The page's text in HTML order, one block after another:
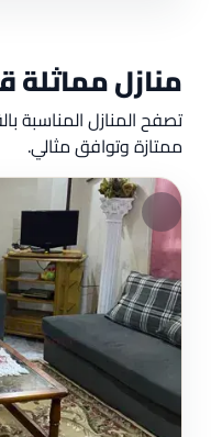
منازل مماثلة
تصفح المنازل المناسبة
ممتازة وتوافق مثالي.